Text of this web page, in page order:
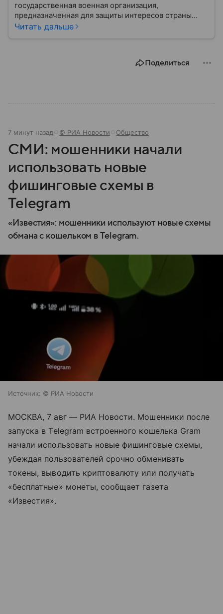
государственная военная организация,
предназначенная для защиты интересов страны
военным путем. Была создана после
Читать дальше
Поделиться
7 минут назад © РИА Новости Общество
СМИ: мошенники начали
использовать новые
фишинговые схемы в
Telegram
«Известия»: мошенники используют новые схемы
обмана с кошельком в Telegram.
Источник: © РИА Новости
МОСКВА, 7 авг — РИА Новости. Мошенники после
запуска в Telegram встроенного кошелька Gram
начали использовать новые фишинговые схемы,
убеждая пользователей срочно обменивать
токены, выводить криптовалюту или получать
«бесплатные» монеты, сообщает газета
«Известия».